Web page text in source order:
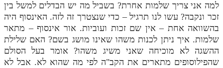
למה אני צריך שלמות אחרת? בשביל מה יש הבדלים למשל בין
זכר ונקבה? עשו לנו תרגיל – כדי שנצטרך זה לזה. האינסוף היה
בהשוואה אחת – אין שם זכות ועוביות. אור אינסוף – מתאר
שלמות. איך ניתן לכנות משהו שאינו מושג בשם? האם שלילת
ההשגה לא מוכיחה שאני משיג משהו? אומר בעל הסולם
שהפילוסופים מתארים את הקב"ה לפי מה שהוא לא. אבל לא